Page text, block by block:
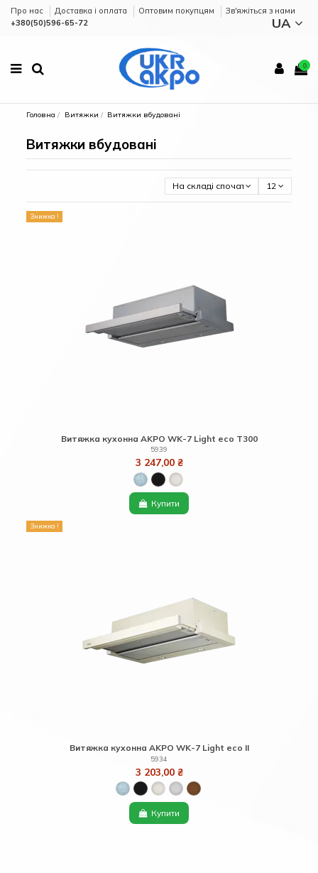
Про нас Доставка і оплата Оптовим покупцям
Зв'яжіться з нами
+380(50)596-65-72
UA
0
Головна Витяжки Витяжки вбудовані
Витяжки вбудовані
На складі спочатку 12
Знижка !
Витяжка кухонна AKPO WK-7 Light eco T300
5939
3 247,00 ₴
Купити
Знижка !
Витяжка кухонна AKPO WK-7 Light eco ІІ
5934
3 203,00 ₴
Купити